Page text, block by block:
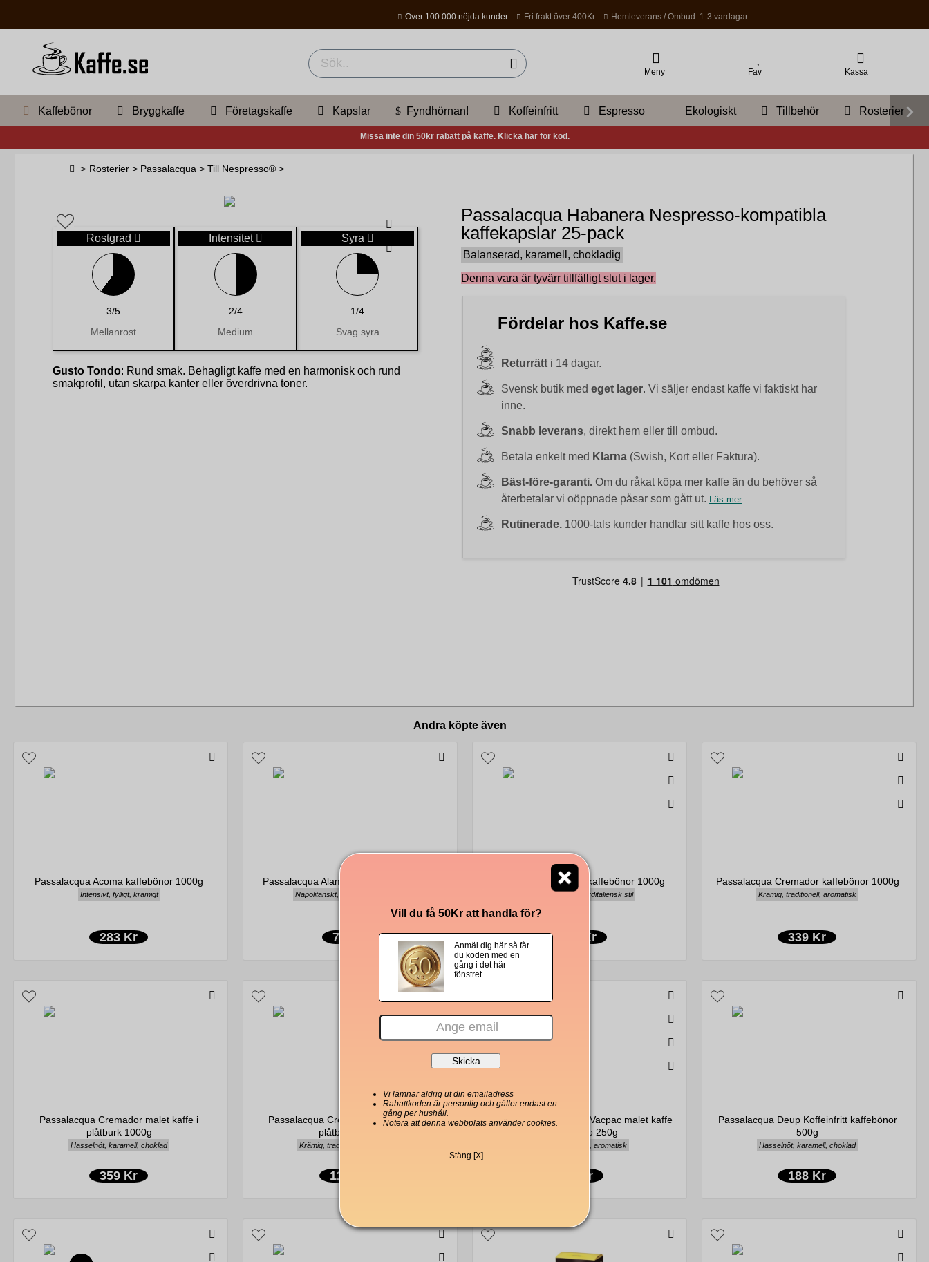
Över 100 000 nöjda kunder Fri frakt över 400Kr Hemleverans / Ombud: 1-3 vardagar.
Meny Fav Kassa
Kaffebönor Bryggkaffe Företagskaffe Kapslar Fyndhörnan! Koffeinfritt Espresso Ekologiskt Tillbehör Rosterier
Missa inte din 50kr rabatt på kaffe. Klicka här för kod.
> Rosterier > Passalacqua >Till Nespresso® >
Rostgrad
3/5
Mellanrost
Intensitet
2/4
Medium
Syra
1/4
Svag syra
Gusto Tondo: Rund smak. Behagligt kaffe med en harmonisk och rund
smakprofil, utan skarpa kanter eller överdrivna toner.
Passalacqua Habanera Nespresso-kompatibla
kaffekapslar 25-pack
Balanserad, karamell, chokladig
Denna vara är tyvärr tillfälligt slut i lager.
Fördelar hos Kaffe.se
Returrätti 14 dagar.
Svensk butik med eget lager. Vi säljer endast kaffe vi faktiskt har
inne.
Snabb leverans, direkt hem eller till ombud.
Betala enkelt med Klarna(Swish, Kort eller Faktura).
Bäst-före-garanti.Om du råkat köpa mer kaffe än du behöver så
återbetalar vi oöppnade påsar som gått ut.
Läs mer
Rutinerade.1000-tals kunder handlar sitt kaffe hos oss.
Andra köpte även
Passalacqua Acoma kaffebönor 1000g
Intensivt, fylligt, krämigt
283 Kr
Passalacqua Alambra malet Kaffe 250g
Napolitanskt, kraftigt, chokladigt
75 Kr
Passalacqua Amabile kaffebönor 1000g
Krämigt, kraftfullt, syditaliensk stil
340 Kr
Passalacqua Cremador kaffebönor 1000g
Krämig, traditionell, aromatisk
339 Kr
Passalacqua Cremador malet kaffe i
plåtburk 1000g
Hasselnöt, karamell, choklad
359 Kr
Passalacqua Cremador malet Kaffe i
plåtburk 250g
Krämig, traditionell, aromatisk
113 Kr
Passalacqua Cremador Vacpac malet kaffe
för Espresso 250g
Krämig, traditionell, aromatisk
94 Kr
Passalacqua Deup Koffeinfritt kaffebönor
500g
Hasselnöt, karamell, choklad
188 Kr
Vill du få 50Kr att handla för?
Anmäl dig här så får
du koden med en
gång i det här
fönstret.
Vi lämnar aldrig ut din emailadress
Rabattkoden är personlig och gäller endast en
gång per hushåll.
Notera att denna webbplats använder cookies.
Stäng [X]